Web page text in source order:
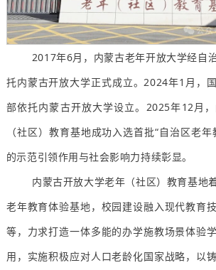
2017年6月，内蒙古老年开放大学经自
托内蒙古开放大学正式成立。2024年1月，
部依托内蒙古开放大学设立。2025年12月
（社区）教育基地成功入选首批“自治区老
的示范引领作用与社会影响力持续彰显。
内蒙古开放大学老年（社区）教育基地
老年教育体验基地，校园建设融入现代教育
等，力求打造一体多能的办学施教场景体验
用，实施积极应对人口老龄化国家战略，以